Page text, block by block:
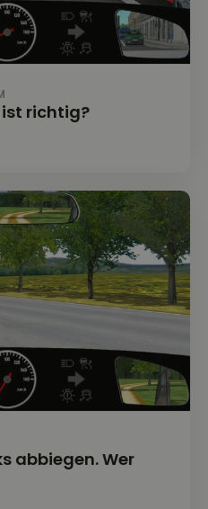
richtig?
abbiegen. Wer